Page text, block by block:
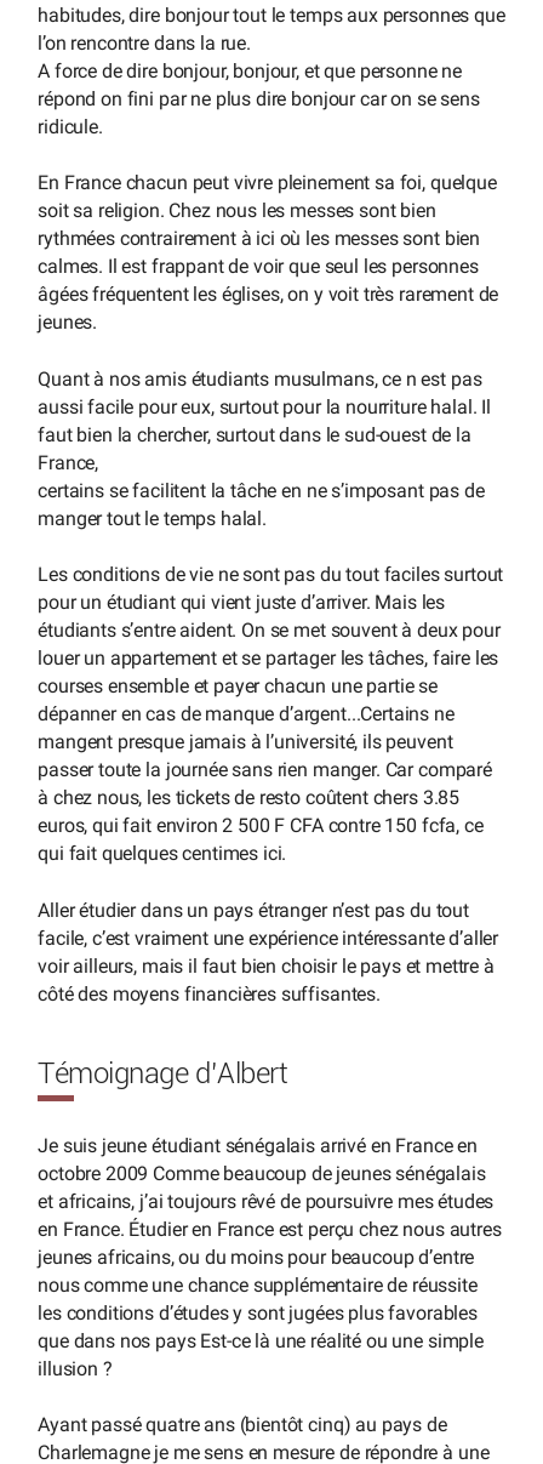
habitudes, dire bonjour tout le temps aux personnes que
l’on rencontre dans la rue.
A force de dire bonjour, bonjour, et que personne ne
répond on fini par ne plus dire bonjour car on se sens
ridicule.
En France chacun peut vivre pleinement sa foi, quelque
soit sa religion. Chez nous les messes sont bien
rythmées contrairement à ici où les messes sont bien
calmes. Il est frappant de voir que seul les personnes
âgées fréquentent les églises, on y voit très rarement de
jeunes.
Quant à nos amis étudiants musulmans, ce n est pas
aussi facile pour eux, surtout pour la nourriture halal. Il
faut bien la chercher, surtout dans le sud-ouest de la
France,
certains se facilitent la tâche en ne s’imposant pas de
manger tout le temps halal.
Les conditions de vie ne sont pas du tout faciles surtout
pour un étudiant qui vient juste d’arriver. Mais les
étudiants s’entre aident. On se met souvent à deux pour
louer un appartement et se partager les tâches, faire les
courses ensemble et payer chacun une partie se
dépanner en cas de manque d’argent...Certains ne
mangent presque jamais à l’université, ils peuvent
passer toute la journée sans rien manger. Car comparé
à chez nous, les tickets de resto coûtent chers 3.85
euros, qui fait environ 2 500 F CFA contre 150 fcfa, ce
qui fait quelques centimes ici.
Aller étudier dans un pays étranger n’est pas du tout
facile, c’est vraiment une expérience intéressante d’aller
voir ailleurs, mais il faut bien choisir le pays et mettre à
côté des moyens financières suffisantes.
Témoignage d’Albert
Je suis jeune étudiant sénégalais arrivé en France en
octobre 2009 Comme beaucoup de jeunes sénégalais
et africains, j’ai toujours rêvé de poursuivre mes études
en France. Étudier en France est perçu chez nous autres
jeunes africains, ou du moins pour beaucoup d’entre
nous comme une chance supplémentaire de réussite
les conditions d’études y sont jugées plus favorables
que dans nos pays Est-ce là une réalité ou une simple
illusion ?
Ayant passé quatre ans (bientôt cinq) au pays de
Charlemagne je me sens en mesure de répondre à une